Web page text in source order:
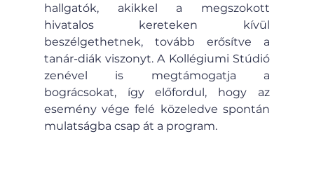
hallgatók, akikkel a megszokott
hivatalos kereteken kívül
beszélgethetnek, tovább erősítve a
tanár-diák viszonyt. A Kollégiumi Stúdió
zenével is megtámogatja a
bográcsokat, így előfordul, hogy az
esemény vége felé közeledve spontán
mulatságba csap át a program.